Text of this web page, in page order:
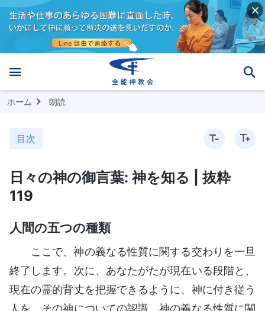
ホーム 朗読
目次
日々の神の御言葉: 神を知る | 抜粋
119
人間の五つの種類
ここで、神の義なる性質に関する交わりを一旦
終了します。次に、あなたがたが現在いる段階と、
現在の霊的背丈を把握できるように、神に付き従う
人を、その神についての認識、神の義なる性質に関